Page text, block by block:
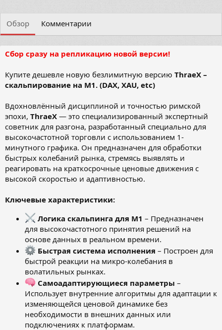
Обзор Комментарии
Сбор сразу на репликацию новой версии!
Купите дешевле новую безлимитную версию ThraeX –
скальпирование на M1. (DAX, XAU, etc)
Вдохновлённый дисциплиной и точностью римской
эпохи, ThraeX — это специализированный экспертный
советник для разгона, разработанный специально для
высокочастотной торговли с использованием 1-
минутного графика. Он предназначен для обработки
быстрых колебаний рынка, стремясь выявлять и
реагировать на краткосрочные ценовые движения с
высокой скоростью и адаптивностью.
Ключевые характеристики:
Логика скальпинга для M1 – Предназначен
для высокочастотного принятия решений на
основе данных в реальном времени.
Быстрая система исполнения – Построен для
быстрой реакции на микро-колебания в
волатильных рынках.
Самоадаптирующиеся параметры –
Использует внутренние алгоритмы для адаптации к
изменяющейся ценовой динамике без
необходимости в внешних данных или
подключениях к платформам.